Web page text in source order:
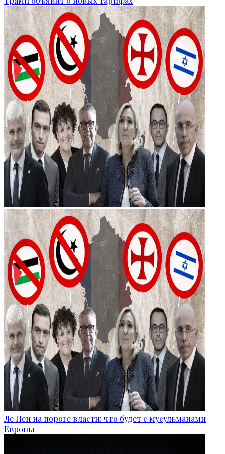
Ле Пен на пороге власти: что будет с мусульманами
Европы